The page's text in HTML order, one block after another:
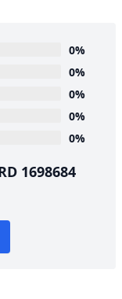
0%
0%
0%
0%
0%
1698684